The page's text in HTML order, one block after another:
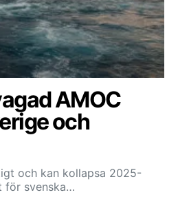
AMOC
och
och kan kollapsa 2025-
för svenska…